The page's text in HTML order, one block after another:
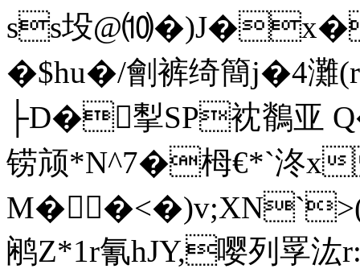
ss坄
�$hu�/劊裤绮簡j�4灘
├D�揧SP衴鶺亚
铹颃*N^7�栂€*`泈x
鹇Z*1r氰hJY,嘤列 罦